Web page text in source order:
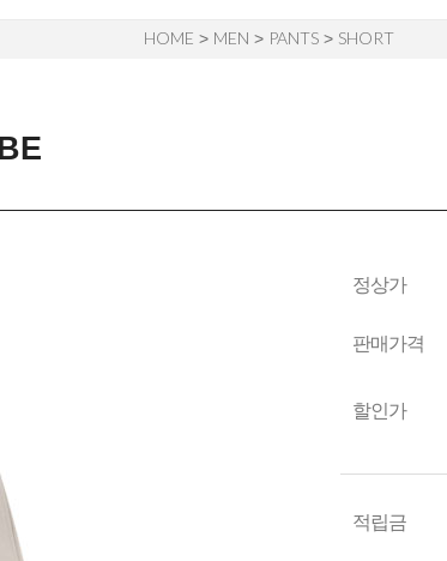
HOME > MEN > PANTS> SHORT
정상가
판매가격
할인가
적립금